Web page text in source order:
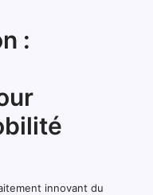
:
innovant du